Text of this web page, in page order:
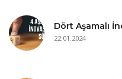
Dört Aşamalı
22.01.2024